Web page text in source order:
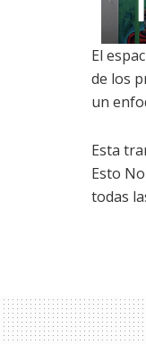
El
de los
un
Esta
Esto
todas